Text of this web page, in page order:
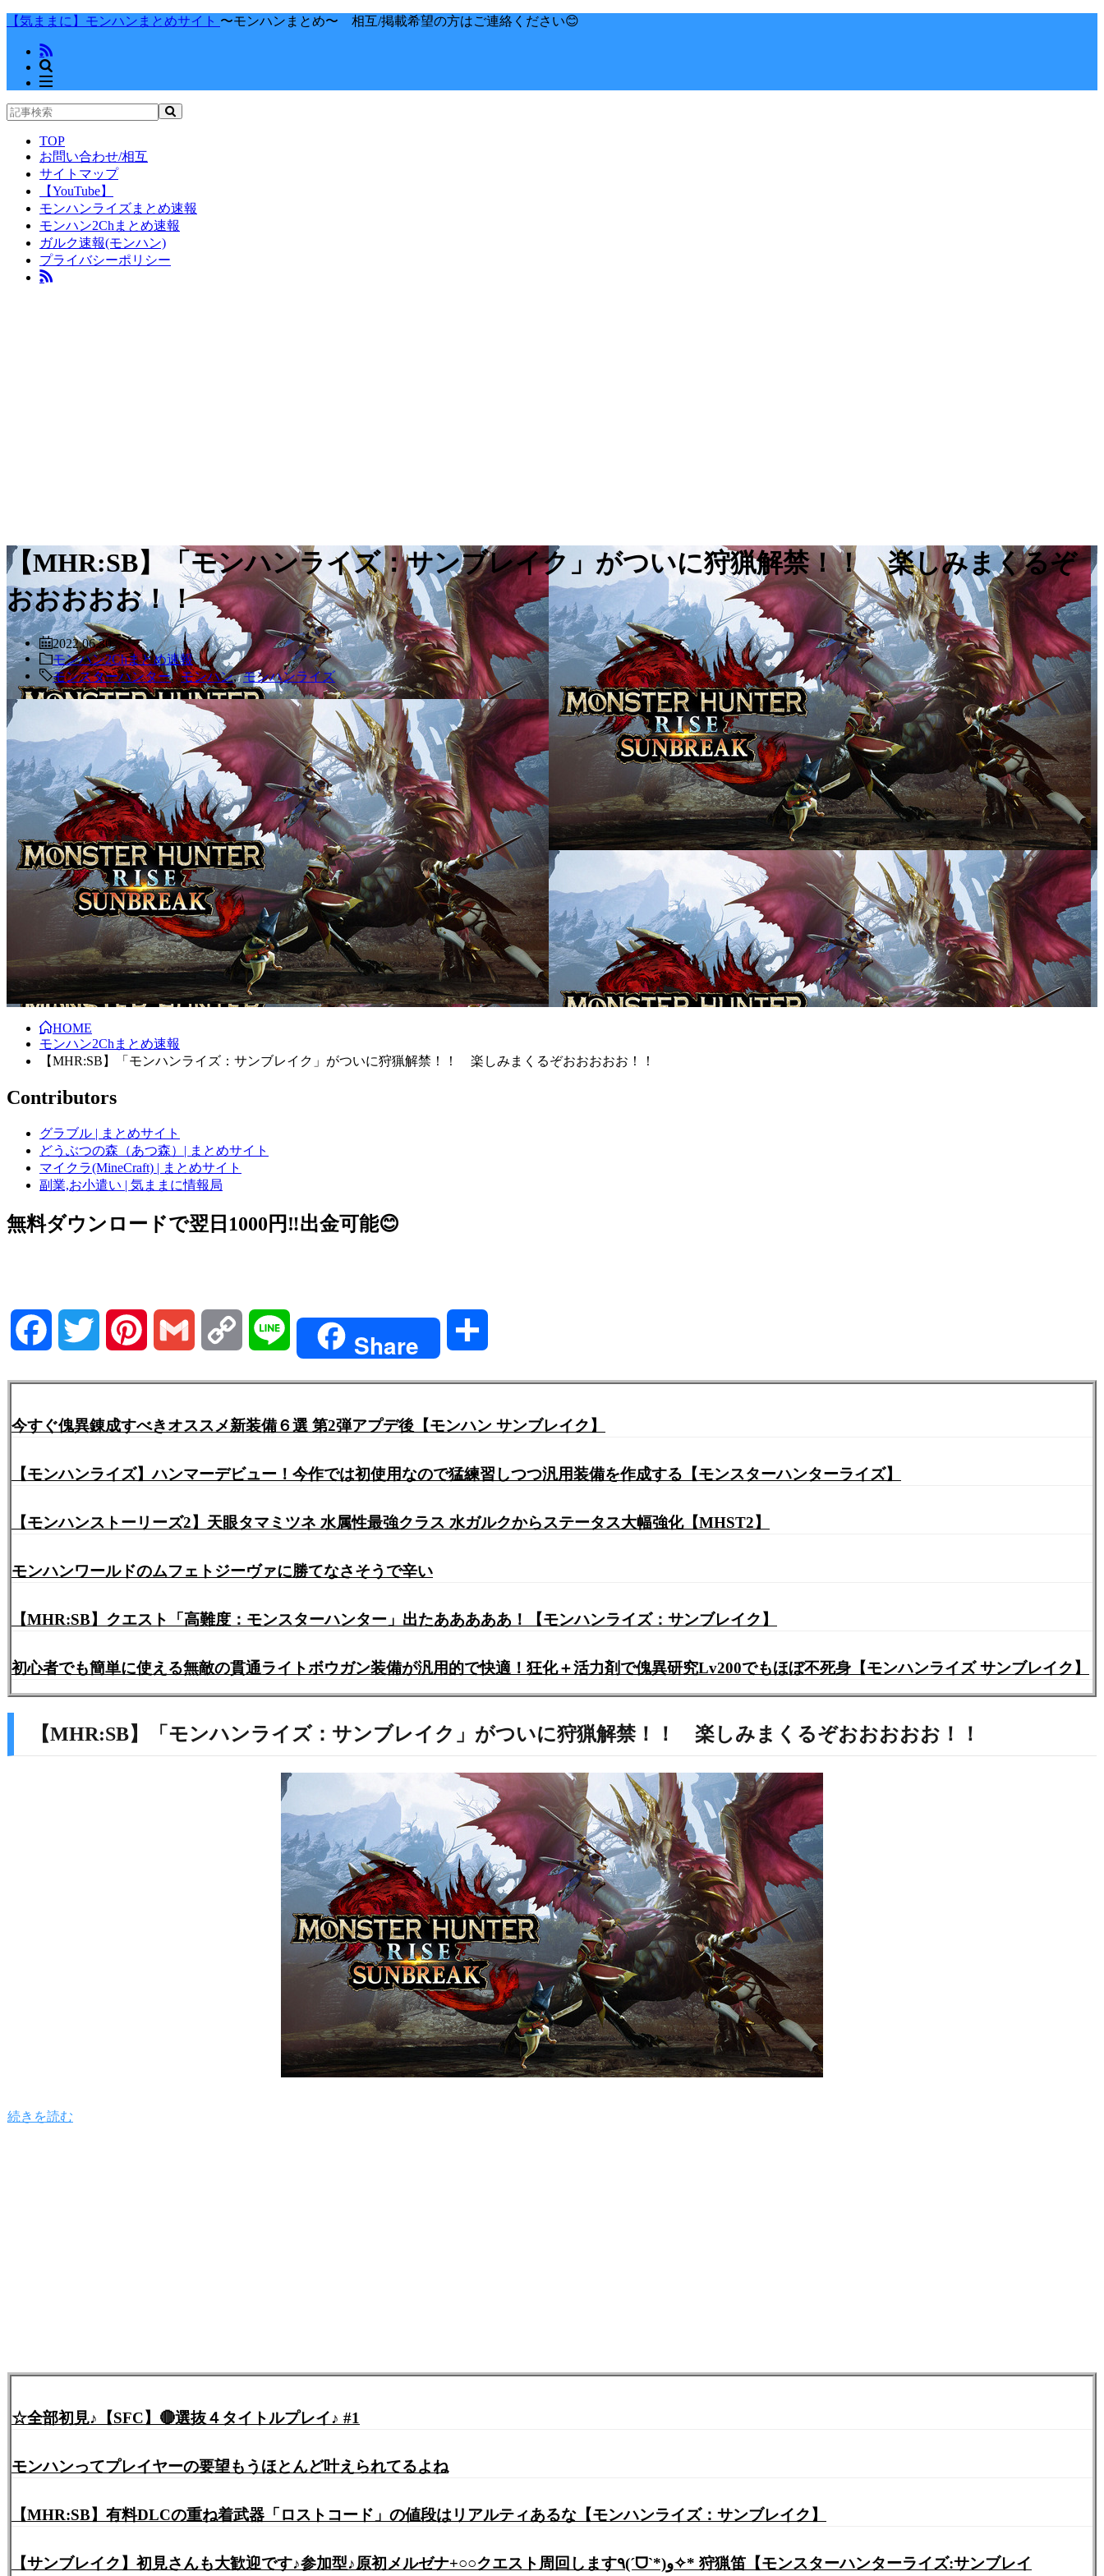
【気ままに】モンハンまとめサイト 〜モンハンまとめ〜 相互/掲載希望の方はご連絡ください😊
TOP
お問い合わせ/相互
サイトマップ
【YouTube】
モンハンライズまとめ速報
モンハン2Chまとめ速報
ガルク速報(モンハン)
プライバシーポリシー
【MHR:SB】「モンハンライズ：サンブレイク」がついに狩猟解禁！！ 楽しみまくるぞ
おおおおお！！
2022.06.30
モンハン2Chまとめ速報
モンスターハンター,モンハン,モンハンライズ
HOME
モンハン2Chまとめ速報
【MHR:SB】「モンハンライズ：サンブレイク」がついに狩猟解禁！！ 楽しみまくるぞおおおおお！！
Contributors
グラブル | まとめサイト
どうぶつの森（あつ森）| まとめサイト
マイクラ(MineCraft) | まとめサイト
副業,お小遣い | 気ままに情報局
無料ダウンロードで翌日1000円‼️出金可能😊
Facebook Twitter Pinterest Gmail Copy Share
今すぐ傀異錬成すべきオススメ新装備６選 第2弾アプデ後【モンハン サンブレイク】
【モンハンライズ】ハンマーデビュー！今作では初使用なので猛練習しつつ汎用装備を作成する【モンスターハンターライズ】
【モンハンストーリーズ2】天眼タマミツネ 水属性最強クラス 水ガルクからステータス大幅強化【MHST2】
モンハンワールドのムフェトジーヴァに勝てなさそうで辛い
【MHR:SB】クエスト「高難度：モンスターハンター」出たあああああ！【モンハンライズ：サンブレイク】
初心者でも簡単に使える無敵の貫通ライトボウガン装備が汎用的で快適！狂化＋活力剤で傀異研究Lv200でもほぼ不死身【モンハンライズ サンブレイク】
【MHR:SB】「モンハンライズ：サンブレイク」がついに狩猟解禁！！ 楽しみまくるぞおおおおお！！
続きを読む
☆全部初見♪【SFC】🔴選抜４タイトルプレイ♪ #1
モンハンってプレイヤーの要望もうほとんど叶えられてるよね
【MHR:SB】有料DLCの重ね着武器「ロストコード」の値段はリアルティあるな【モンハンライズ：サンブレイク】
【サンブレイク】初見さんも大歓迎です♪参加型♪原初メルゼナ+○○クエスト周回します٩(ˊᗜˋ*)و✧* 狩猟笛【モンスターハンターライズ:サンブレイ